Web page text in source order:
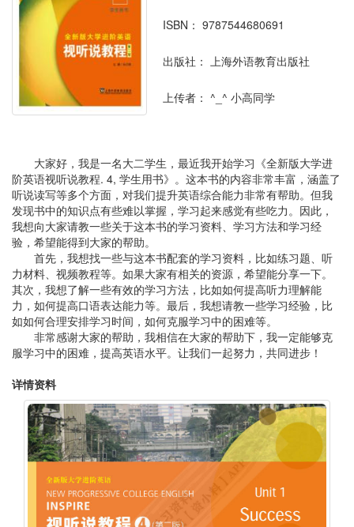
ISBN： 9787544680691
出版社： 上海外语教育出版社
上传者： ^_^ 小高同学
大家好，我是一名大二学生，最近我开始学习《全新版大学进
阶英语视听说教程. 4, 学生用书》。这本书的内容非常丰富，涵盖了
听说读写等多个方面，对我们提升英语综合能力非常有帮助。但我
发现书中的知识点有些难以掌握，学习起来感觉有些吃力。因此，
我想向大家请教一些关于这本书的学习资料、学习方法和学习经
验，希望能得到大家的帮助。
首先，我想找一些与这本书配套的学习资料，比如练习题、听
力材料、视频教程等。如果大家有相关的资源，希望能分享一下。
其次，我想了解一些有效的学习方法，比如如何提高听力理解能
力，如何提高口语表达能力等。最后，我想请教一些学习经验，比
如如何合理安排学习时间，如何克服学习中的困难等。
非常感谢大家的帮助，我相信在大家的帮助下，我一定能够克
服学习中的困难，提高英语水平。让我们一起努力，共同进步！
详情资料